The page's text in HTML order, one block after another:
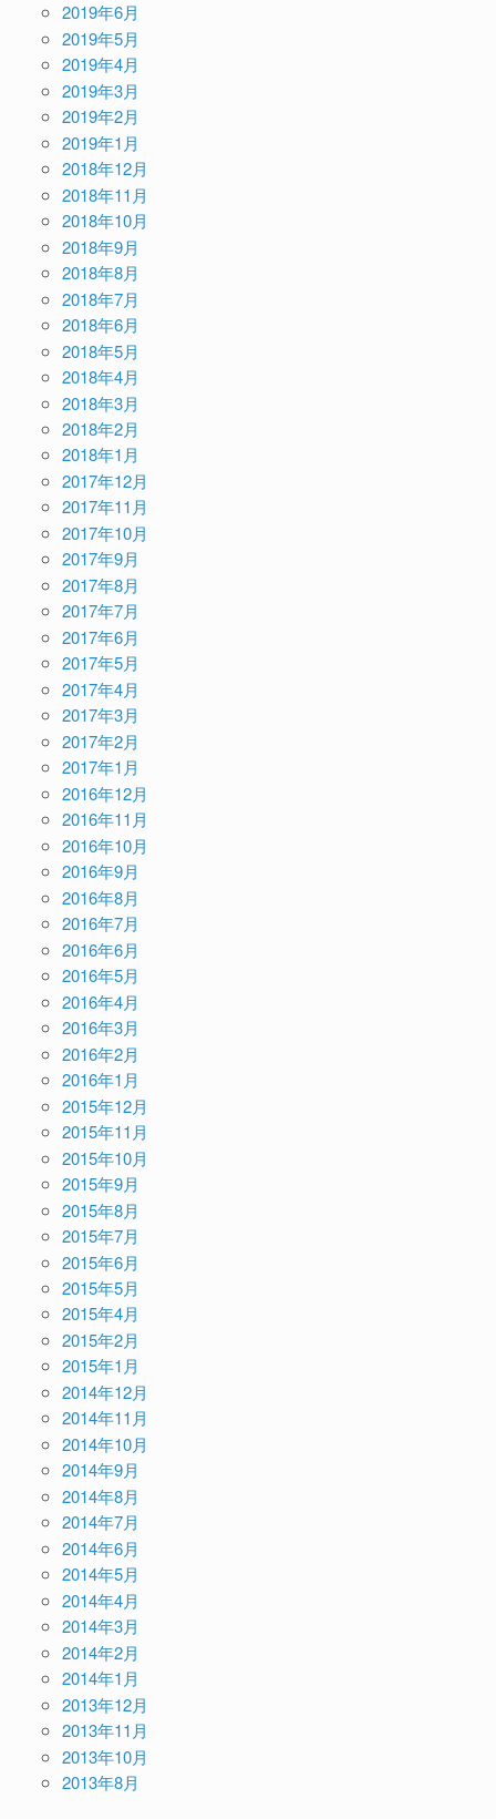
2019年6月
2019年5月
2019年4月
2019年3月
2019年2月
2019年1月
2018年12月
2018年11月
2018年10月
2018年9月
2018年8月
2018年7月
2018年6月
2018年5月
2018年4月
2018年3月
2018年2月
2018年1月
2017年12月
2017年11月
2017年10月
2017年9月
2017年8月
2017年7月
2017年6月
2017年5月
2017年4月
2017年3月
2017年2月
2017年1月
2016年12月
2016年11月
2016年10月
2016年9月
2016年8月
2016年7月
2016年6月
2016年5月
2016年4月
2016年3月
2016年2月
2016年1月
2015年12月
2015年11月
2015年10月
2015年9月
2015年8月
2015年7月
2015年6月
2015年5月
2015年4月
2015年2月
2015年1月
2014年12月
2014年11月
2014年10月
2014年9月
2014年8月
2014年7月
2014年6月
2014年5月
2014年4月
2014年3月
2014年2月
2014年1月
2013年12月
2013年11月
2013年10月
2013年8月